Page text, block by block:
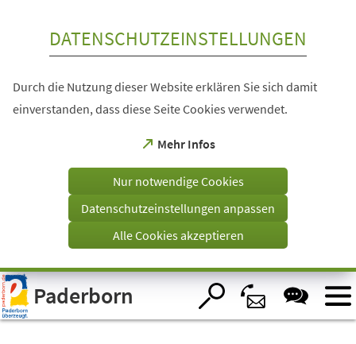
Visuelle
Assistenzsoftware
öffnen.
DATENSCHUTZEINSTELLUNGEN
Durch die Nutzung dieser Website erklären Sie sich damit
einverstanden, dass diese Seite Cookies verwendet.
Mehr Infos
(Öffnet
einem
Tab)
Nur notwendige Cookies
Datenschutzeinstellungen anpassen
Alle Cookies akzeptieren
Paderborn